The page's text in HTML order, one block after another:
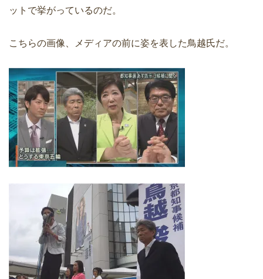
ットで挙がっているのだ。
こちらの画像、メディアの前に姿を表した鳥越氏だ。